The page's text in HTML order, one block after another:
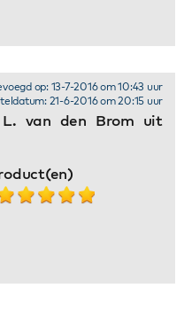
L. van den Brom uit
op: 13-7-2016 om 10:43 uur
21-6-2016 om 20:15 uur